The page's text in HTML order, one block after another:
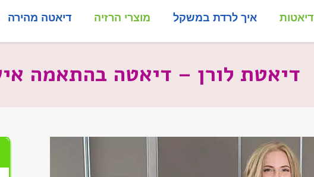
דיאטות איך לרדת במשקל מוצרי הרזיה דיאטה מהירה
דיאטת לורן – דיאטה בהתאמה